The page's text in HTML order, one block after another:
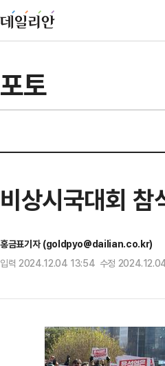
포토
비상시국대회 참
홍금표기자 (goldpyo@dailian.co.kr)
입력 2024.12.04 13:54 수정